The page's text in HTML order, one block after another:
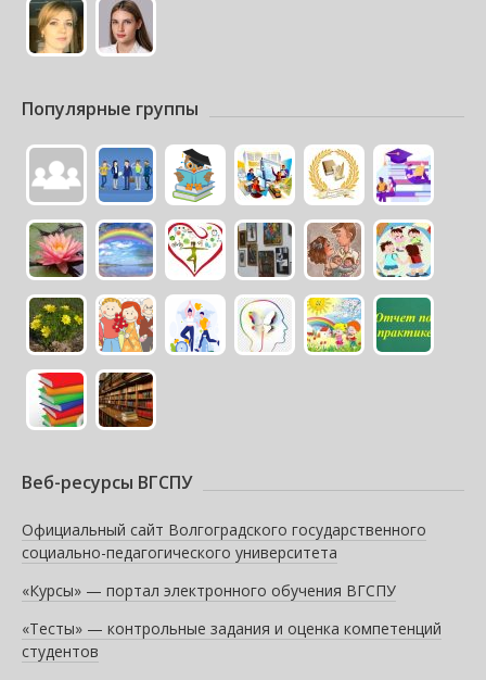
Популярные группы
Веб-ресурсы ВГСПУ
Официальный сайт Волгоградского государственного
социально-педагогического университета
«Курсы» — портал электронного обучения ВГСПУ
«Тесты» — контрольные задания и оценка компетенций
студентов